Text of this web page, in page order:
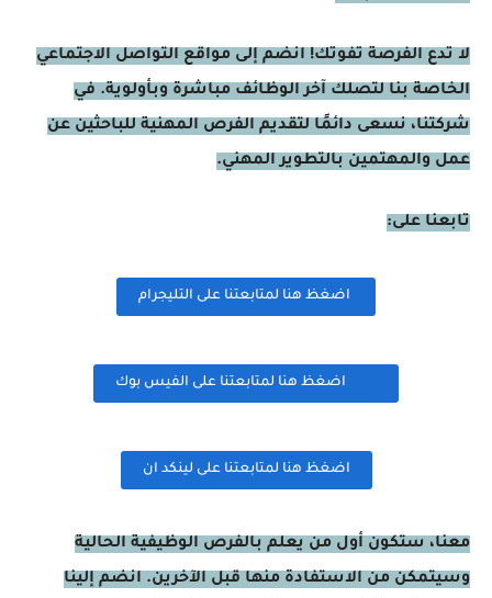
لا تدع الفرصة تفوتك! انضم إلى مواقع التواصل الاجتماعي
الخاصة بنا لتصلك آخر الوظائف مباشرة وبأولوية. في
شركتنا، نسعى دائمًا لتقديم الفرص المهنية للباحثين عن
عمل والمهتمين بالتطوير المهني.
تابعنا على:
اضغظ هنا لمتابعتنا على التليجرام
اضغظ هنا لمتابعتنا على الفيس بوك
اضغظ هنا لمتابعتنا على لينكد ان
معنا، ستكون أول من يعلم بالفرص الوظيفية الحالية
وسيتمكن من الاستفادة منها قبل الآخرين. انضم إلينا